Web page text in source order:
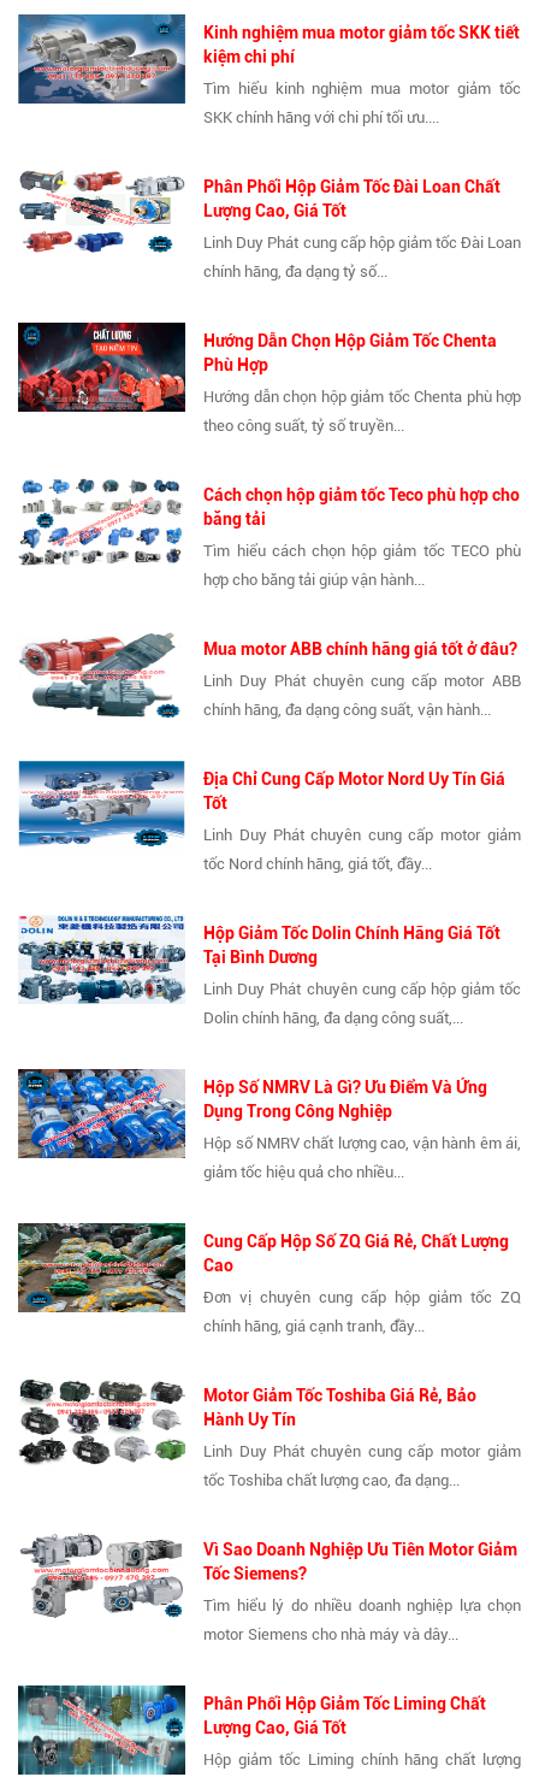
Kinh nghiệm mua motor giảm tốc SKK tiết
kiệm chi phí
Tìm hiểu kinh nghiệm mua motor giảm tốc
SKK chính hãng với chi phí tối ưu....
Phân Phối Hộp Giảm Tốc Đài Loan Chất
Lượng Cao, Giá Tốt
Linh Duy Phát cung cấp hộp giảm tốc Đài Loan
chính hãng, đa dạng tỷ số...
Hướng Dẫn Chọn Hộp Giảm Tốc Chenta
Phù Hợp
Hướng dẫn chọn hộp giảm tốc Chenta phù hợp
theo công suất, tỷ số truyền...
Cách chọn hộp giảm tốc Teco phù hợp cho
băng tải
Tìm hiểu cách chọn hộp giảm tốc TECO phù
hợp cho băng tải giúp vận hành...
Mua motor ABB chính hãng giá tốt ở đâu?
Linh Duy Phát chuyên cung cấp motor ABB
chính hãng, đa dạng công suất, vận hành...
Địa Chỉ Cung Cấp Motor Nord Uy Tín Giá
Tốt
Linh Duy Phát chuyên cung cấp motor giảm
tốc Nord chính hãng, giá tốt, đầy...
Hộp Giảm Tốc Dolin Chính Hãng Giá Tốt
Tại Bình Dương
Linh Duy Phát chuyên cung cấp hộp giảm tốc
Dolin chính hãng, đa dạng công suất,...
Hộp Số NMRV Là Gì? Ưu Điểm Và Ứng
Dụng Trong Công Nghiệp
Hộp số NMRV chất lượng cao, vận hành êm ái,
giảm tốc hiệu quả cho nhiều...
Cung Cấp Hộp Số ZQ Giá Rẻ, Chất Lượng
Cao
Đơn vị chuyên cung cấp hộp giảm tốc ZQ
chính hãng, giá cạnh tranh, đầy...
Motor Giảm Tốc Toshiba Giá Rẻ, Bảo
Hành Uy Tín
Linh Duy Phát chuyên cung cấp motor giảm
tốc Toshiba chất lượng cao, đa dạng...
Vì Sao Doanh Nghiệp Ưu Tiên Motor Giảm
Tốc Siemens?
Tìm hiểu lý do nhiều doanh nghiệp lựa chọn
motor Siemens cho nhà máy và dây...
Phân Phối Hộp Giảm Tốc Liming Chất
Lượng Cao, Giá Tốt
Hộp giảm tốc Liming chính hãng chất lượng